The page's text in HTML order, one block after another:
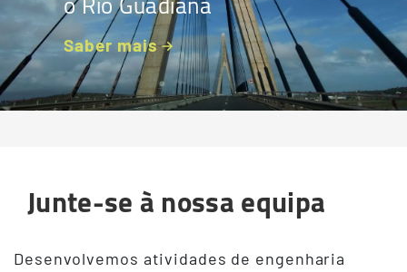
Saber mais
Junte-se à nossa equipa
Desenvolvemos atividades de engenharia